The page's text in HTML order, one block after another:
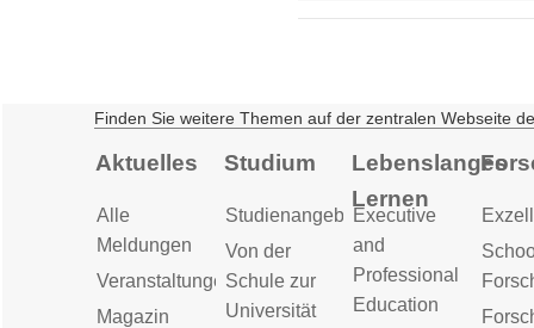
Finden Sie weitere Themen auf der zentralen Webseite
Aktuelles
Alle
Meldungen
Veranstaltungen
Magazin
Studium
Studienangebot
Von der
Schule zur
Universität
Lebenslanges
Lernen
Executive
and
Professional
Education